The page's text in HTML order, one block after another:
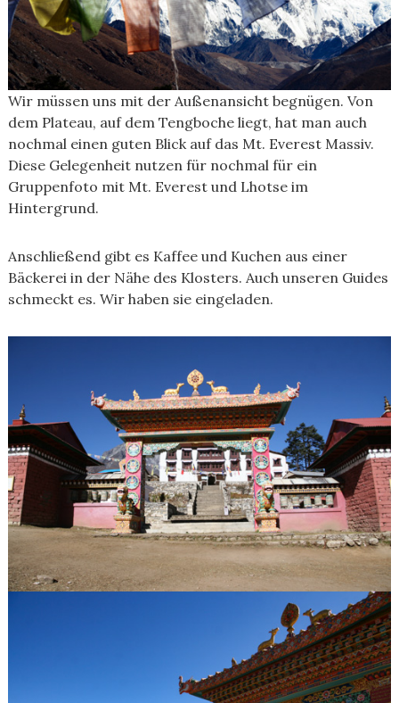
Wir müssen uns mit der Außenansicht begnügen. Von
dem Plateau, auf dem Tengboche liegt, hat man auch
nochmal einen guten Blick auf das Mt. Everest Massiv.
Diese Gelegenheit nutzen für nochmal für ein
Gruppenfoto mit Mt. Everest und Lhotse im
Hintergrund.
Anschließend gibt es Kaffee und Kuchen aus einer
Bäckerei in der Nähe des Klosters. Auch unseren Guides
schmeckt es. Wir haben sie eingeladen.